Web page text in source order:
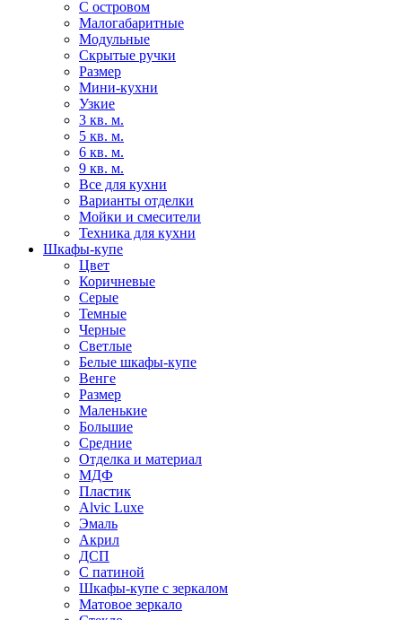
С островом
Малогабаритные
Модульные
Скрытые ручки
Размер
Мини-кухни
Узкие
3 кв. м.
5 кв. м.
6 кв. м.
9 кв. м.
Все для кухни
Варианты отделки
Мойки и смесители
Техника для кухни
Шкафы-купе
Цвет
Коричневые
Серые
Темные
Черные
Светлые
Белые шкафы-купе
Венге
Размер
Маленькие
Большие
Средние
Отделка и материал
МДФ
Пластик
Alvic Luxe
Эмаль
Акрил
ДСП
С патиной
Шкафы-купе с зеркалом
Матовое зеркало